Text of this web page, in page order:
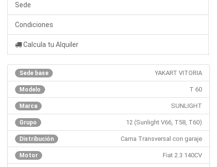
Sede
Condiciones
Calcula tu Alquiler
Sede base YAKART VITORIA
Modelo T 60
Marca SUNLIGHT
Grupo 12 (Sunlight V66, T58, T60)
Distribución Cama Transversal con garaje
Motor Fiat 2.3 140CV